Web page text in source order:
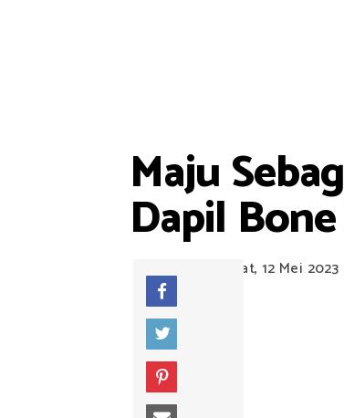
Maju
Dapil
Jumat, 12 Mei 2023